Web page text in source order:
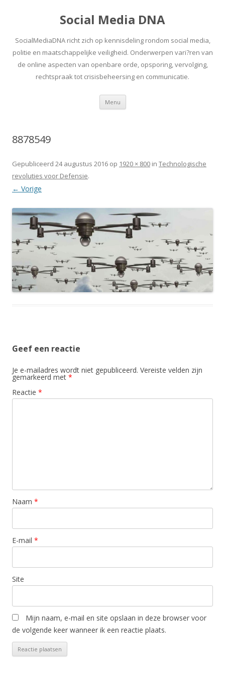
Social Media DNA
SocialMediaDNA richt zich op kennisdeling rondom social media,
politie en maatschappelijke veiligheid. Onderwerpen vari?ren van
de online aspecten van openbare orde, opsporing, vervolging,
rechtspraak tot crisisbeheersing en communicatie.
Menu Spring
inhoud
8878549
Gepubliceerd 24 augustus 2016 op 1920 × 800 in Technologische
revoluties voor Defensie.
← Vorige
Geef een reactie
Je e-mailadres wordt niet gepubliceerd. Vereiste velden zijn
gemarkeerd met *
Reactie *
Naam *
E-mail *
Site
Mijn naam, e-mail en site opslaan in deze browser voor
de volgende keer wanneer ik een reactie plaats.